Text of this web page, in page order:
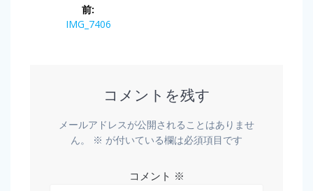
前:
IMG_7406
コメントを残す
メールアドレスが公開されることはありませ
ん。
※ が付いている欄は必須項目です
コメント ※